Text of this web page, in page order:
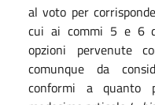
al voto per
cui ai commi 5 e 6
opzioni pervenute
comunque da
conformi a quanto